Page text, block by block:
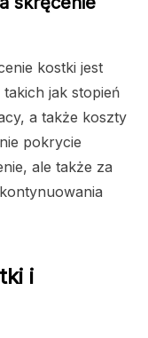
kostki jest
jak stopień
a także koszty
pokrycie
ale także za
i